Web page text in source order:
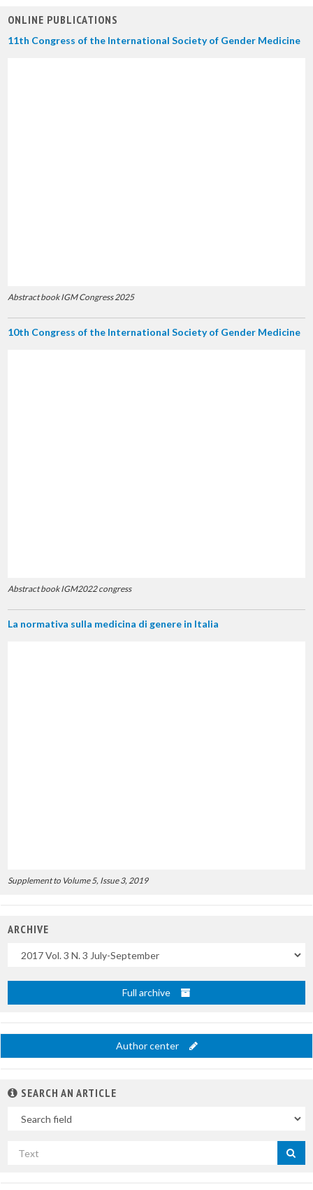
ONLINE PUBLICATIONS
11th Congress of the International Society of Gender Medicine
Abstract book IGM Congress 2025
10th Congress of the International Society of Gender Medicine
Abstract book IGM2022 congress
La normativa sulla medicina di genere in Italia
Supplement to Volume 5, Issue 3, 2019
ARCHIVE
Full archive
Author center
SEARCH AN ARTICLE